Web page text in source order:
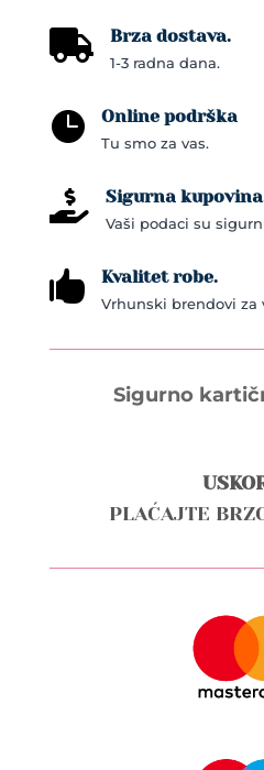
 Brza dostava.
1-3 radna dana.
 Online podrška
Tu smo za vas.
 Sigurna
Vaši podaci su
 Kvalitet robe.
Vrhunski brendovi za
Sigurno
PLAĆAJTE